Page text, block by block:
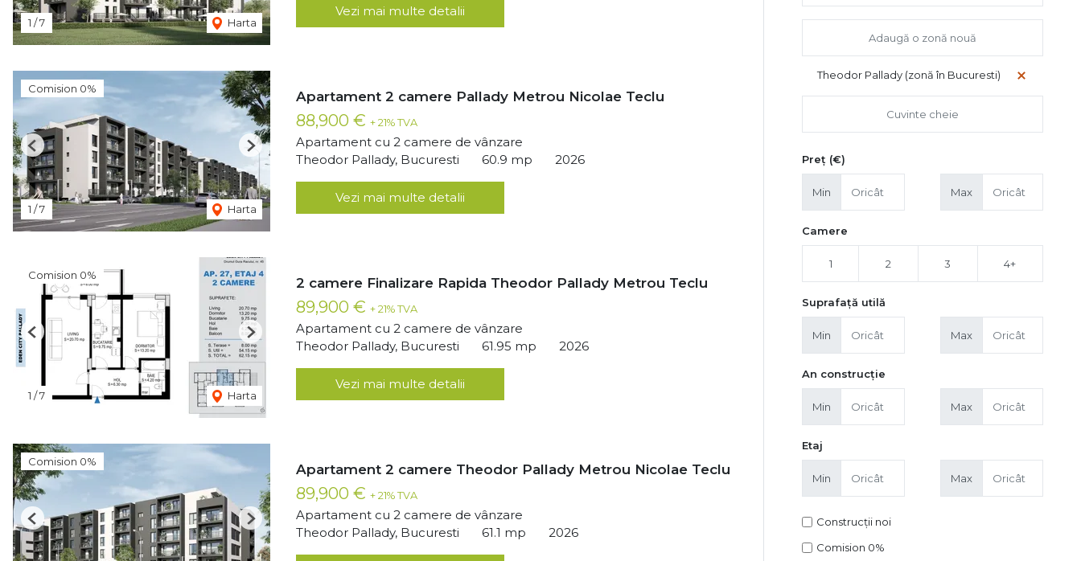
1 /7 Harta
Vezi mai multe detalii
Comision 0%
1 /7 Harta
Previous Next
Apartament 2 camere Pallady Metrou Nicolae Teclu
88,900 € + 21% TVA
Apartament cu 2 camere de vânzare
Theodor Pallady, Bucuresti
60.9 mp 2026
Vezi mai multe detalii
Comision 0%
1 /7 Harta
Previous Next
2 camere Finalizare Rapida Theodor Pallady Metrou Teclu
89,900 € + 21% TVA
Apartament cu 2 camere de vânzare
Theodor Pallady, Bucuresti
61.95 mp 2026
Vezi mai multe detalii
Comision 0%
Previous Next
Apartament 2 camere Theodor Pallady Metrou Nicolae Teclu
89,900 € + 21% TVA
Apartament cu 2 camere de vânzare
Theodor Pallady, Bucuresti
61.1 mp 2026
Theodor Pallady (zonă în Bucuresti)
Preț (€)
Min Max
Camere
1 2 3 4+
Suprafață utilă
Min Max
An construcție
Min Max
Etaj
Min Max
Construcții noi
Comision 0%